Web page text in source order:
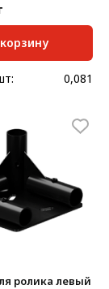
0,081
ролика левый